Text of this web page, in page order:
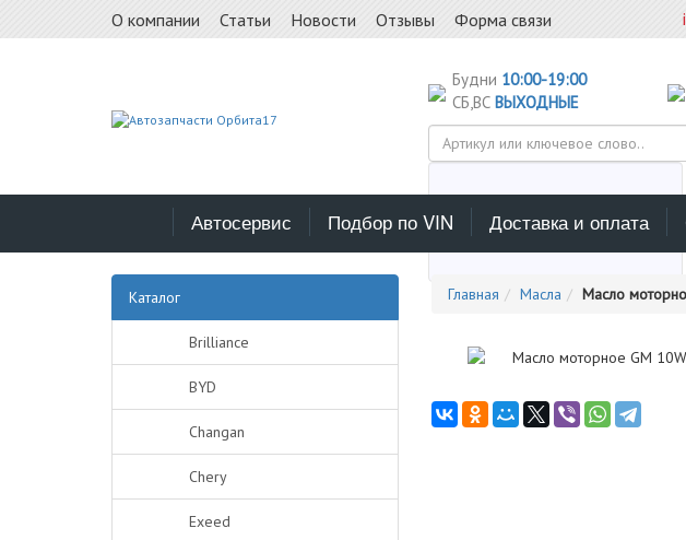
О компании Статьи Новости Отзывы Форма связи
Будни 10:00-19:00
СБ,ВС ВЫХОДНЫЕ
Выберите каталог поиска
Автосервис Подбор по VIN Доставка и оплата
Каталог
Brilliance
BYD
Changan
Chery
Exeed
Главная Масла Масло